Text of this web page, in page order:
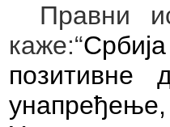
Правни
каже:“
позитивне
унапређење,